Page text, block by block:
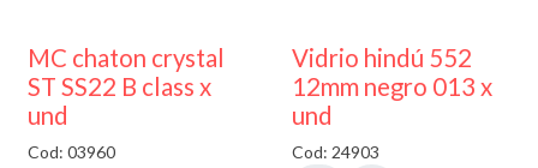
MC chaton crystal
ST SS22 B class x
und
Cod: 03960 40% DESCUENTO
Vidrio hindú 552
12mm negro 013 x
und
Cod: 24903